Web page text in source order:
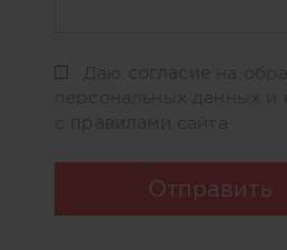
Даю
на
персональных данных и
с
сайта
Отправить